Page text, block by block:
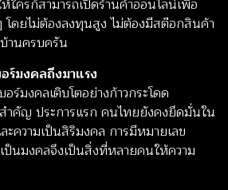
ใครก็สามารถเปิดร้านค้าออนไลน์เพื่อ
โดยไม่ต้องลงทุนสูง ไม่ต้องมีสต๊อกสินค้า
านครบครัน
ร์มงคลถึงมาแรง
ร์มงคลเติบโตอย่างก้าวกระโดด
ำคัญ ประการแรก คนไทยยังคงยึดมั่นใน
ะความเป็นสิริมงคล การมีหมายเลข
ป็นมงคลจึงเป็นสิ่งที่หลายคนให้ความ